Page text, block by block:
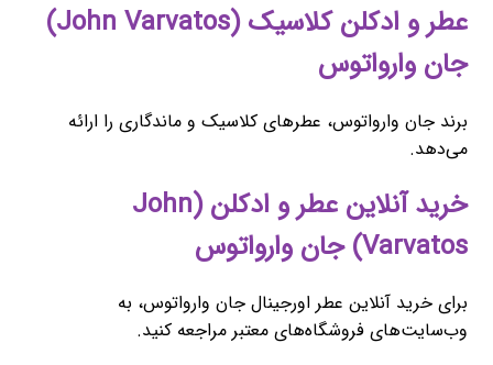
عطر و ادکلن کلاسیک (John Varvatos)
جان وارواتوس
برند جان وارواتوس، عطرهای کلاسیک و ماندگاری را ارائه
می‌دهد.
خرید آنلاین عطر و ادکلن (John
Varvatos) جان وارواتوس
برای خرید آنلاین عطر اورجینال جان وارواتوس، به
وب‌سایت‌های فروشگاه‌های معتبر مراجعه کنید.